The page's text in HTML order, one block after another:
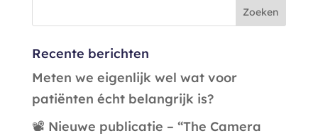
Recente berichten
Meten we eigenlijk wel wat voor
patiënten écht belangrijk is?
📽️ Nieuwe publicatie – “The Camera